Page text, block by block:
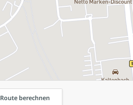
Route berechnen